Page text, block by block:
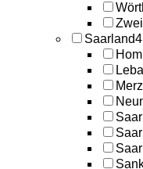
Saarland4